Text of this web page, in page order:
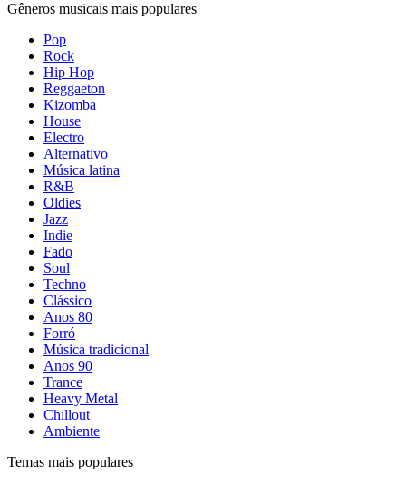
Gêneros musicais mais populares
Pop
Rock
Hip Hop
Reggaeton
Kizomba
House
Electro
Alternativo
Música latina
R&B
Oldies
Jazz
Indie
Fado
Soul
Techno
Clássico
Anos 80
Forró
Música tradicional
Anos 90
Trance
Heavy Metal
Chillout
Ambiente
Temas mais populares